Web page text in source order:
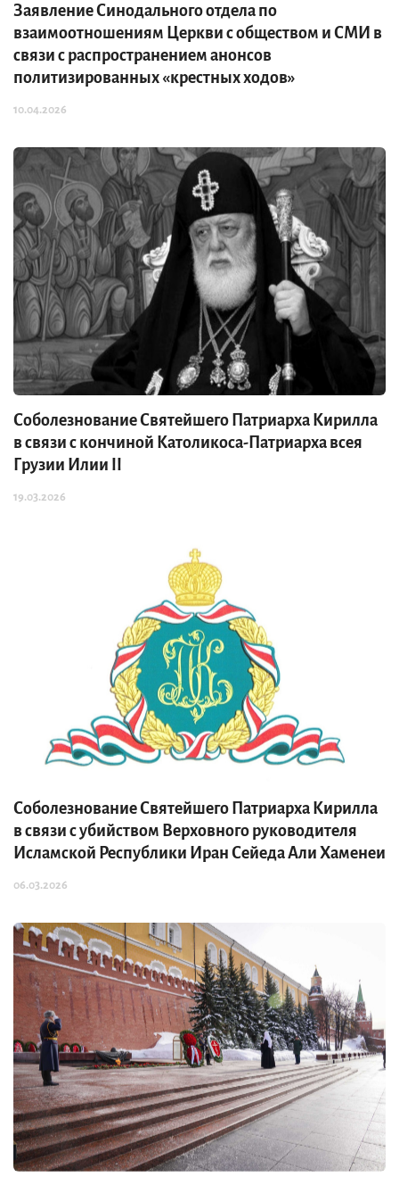
Заявление Синодального отдела по
взаимоотношениям Церкви с обществом и СМИ в
связи с распространением анонсов
политизированных «крестных ходов»
10.04.2026
Соболезнование Святейшего Патриарха Кирилла
в связи с кончиной Католикоса-Патриарха всея
Грузии Илии II
19.03.2026
Соболезнование Святейшего Патриарха Кирилла
в связи с убийством Верховного руководителя
Исламской Республики Иран Сейеда Али Хаменеи
06.03.2026